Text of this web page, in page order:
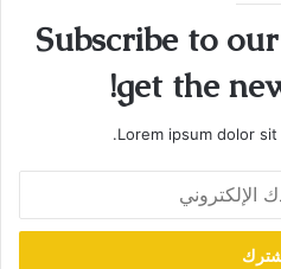
Subscribe to
get the
Lorem ipsum dolor